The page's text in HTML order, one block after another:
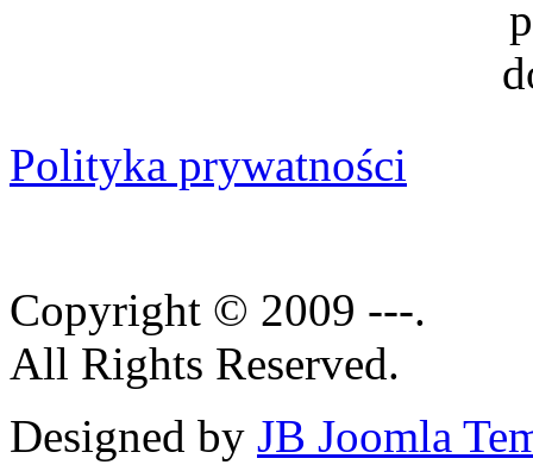
Polityka prywatności
Copyright © 2009 ---.
All Rights Reserved.
Designed by JB Joomla